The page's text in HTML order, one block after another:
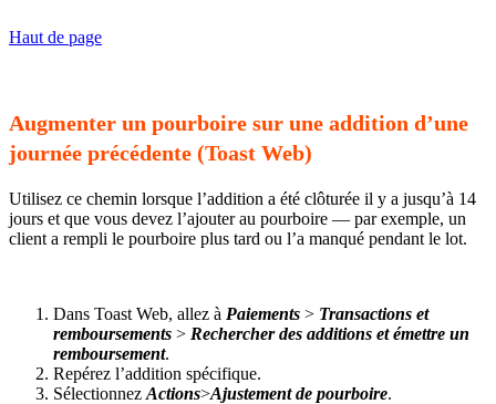
Haut de page
Augmenter un pourboire sur une addition d’une
journée précédente (Toast Web)
Utilisez ce chemin lorsque l’addition a été clôturée il y a jusqu’à 14
jours et que vous devez l’ajouter au pourboire — par exemple, un
client a rempli le pourboire plus tard ou l’a manqué pendant le lot.
Dans Toast Web, allez à Paiements > Transactions et
remboursements > Rechercher des additions et émettre un
remboursement.
Repérez l’addition spécifique.
Sélectionnez Actions>Ajustement de pourboire.